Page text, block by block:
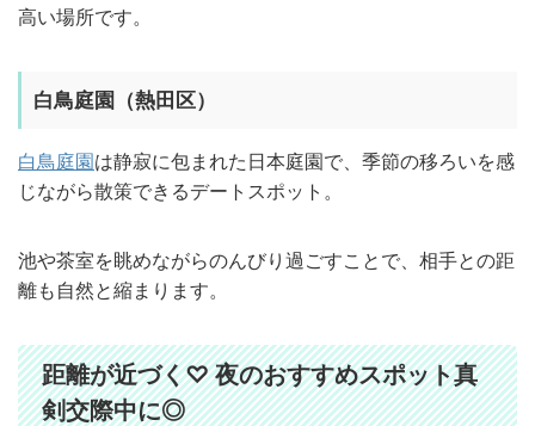
高い場所です。
白鳥庭園（熱田区）
白鳥庭園は静寂に包まれた日本庭園で、季節の移ろいを感
じながら散策できるデートスポット。
池や茶室を眺めながらのんびり過ごすことで、相手との距
離も自然と縮まります。
距離が近づく♡ 夜のおすすめスポット真
剣交際中に◎